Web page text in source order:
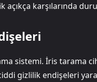
karşılarında
sistemi. İris tarama
gizlilik endişeleri